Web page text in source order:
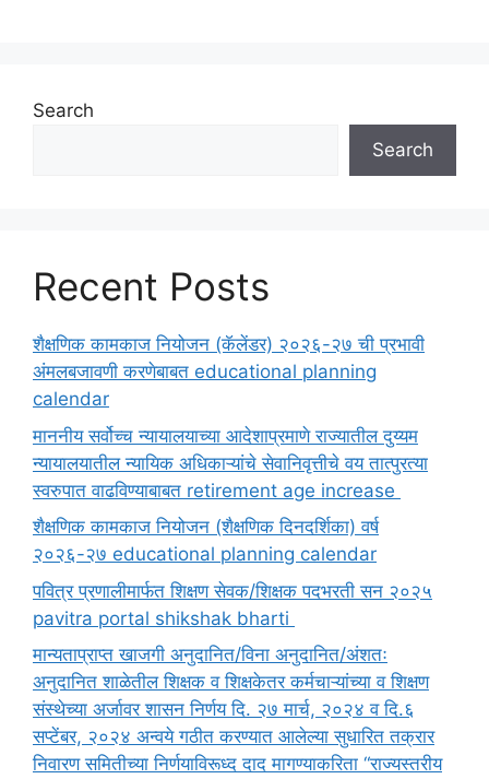
Search
Search
Recent Posts
शैक्षणिक कामकाज नियोजन (कॅलेंडर) २०२६-२७ ची प्रभावी
अंमलबजावणी करणेबाबत educational planning
calendar
माननीय सर्वोच्च न्यायालयाच्या आदेशाप्रमाणे राज्यातील दुय्यम
न्यायालयातील न्यायिक अधिकाऱ्यांचे सेवानिवृत्तीचे वय तात्पुरत्या
स्वरुपात वाढविण्याबाबत retirement age increase
शैक्षणिक कामकाज नियोजन (शैक्षणिक दिनदर्शिका) वर्ष
२०२६-२७ educational planning calendar
पवित्र प्रणालीमार्फत शिक्षण सेवक/शिक्षक पदभरती सन २०२५
pavitra portal shikshak bharti
मान्यताप्राप्त खाजगी अनुदानित/विना अनुदानित/अंशतः
अनुदानित शाळेतील शिक्षक व शिक्षकेतर कर्मचाऱ्यांच्या व शिक्षण
संस्थेच्या अर्जावर शासन निर्णय दि. २७ मार्च, २०२४ व दि.६
सप्टेंबर, २०२४ अन्वये गठीत करण्यात आलेल्या सुधारित तक्रार
निवारण समितीच्या निर्णयाविरूध्द दाद मागण्याकरिता “राज्यस्तरीय